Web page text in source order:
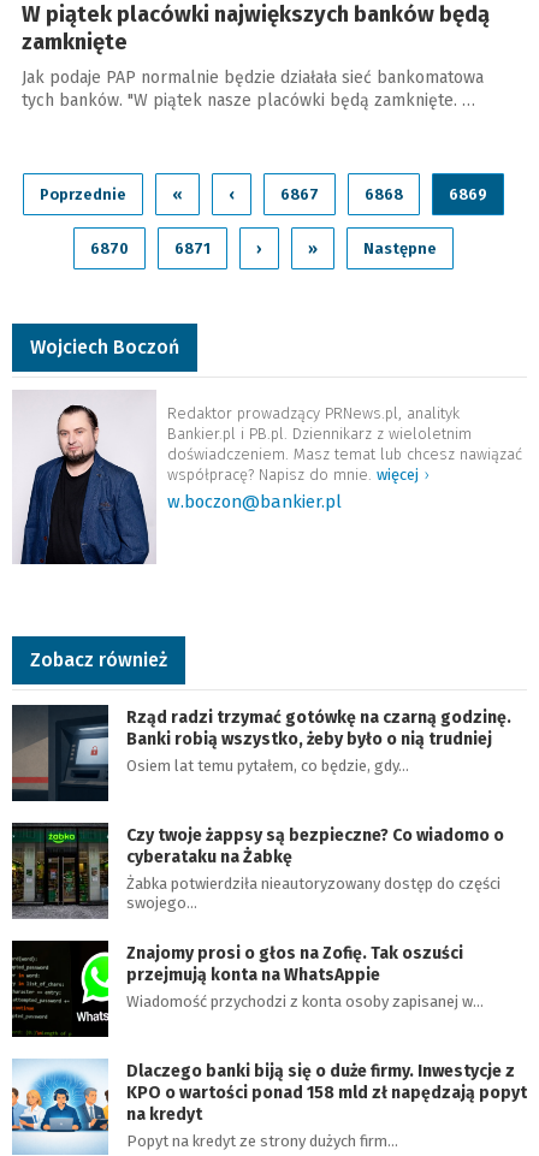
W piątek placówki największych banków będą
zamknięte
Jak podaje PAP normalnie będzie działała sieć bankomatowa
tych banków. "W piątek nasze placówki będą zamknięte. …
Poprzednie « ‹ 6867 6868 6869
6870 6871 › » Następne
Wojciech Boczoń
Redaktor prowadzący PRNews.pl, analityk
Bankier.pl i PB.pl. Dziennikarz z wieloletnim
doświadczeniem. Masz temat lub chcesz nawiązać
współpracę? Napisz do mnie. więcej ›
w.boczon@bankier.pl
Zobacz również
Rząd radzi trzymać gotówkę na czarną godzinę.
Banki robią wszystko, żeby było o nią trudniej
Osiem lat temu pytałem, co będzie, gdy…
Czy twoje żappsy są bezpieczne? Co wiadomo o
cyberataku na Żabkę
Żabka potwierdziła nieautoryzowany dostęp do części
swojego…
Znajomy prosi o głos na Zofię. Tak oszuści
przejmują konta na WhatsAppie
Wiadomość przychodzi z konta osoby zapisanej w…
Dlaczego banki biją się o duże firmy. Inwestycje z
KPO o wartości ponad 158 mld zł napędzają popyt
na kredyt
Popyt na kredyt ze strony dużych firm…